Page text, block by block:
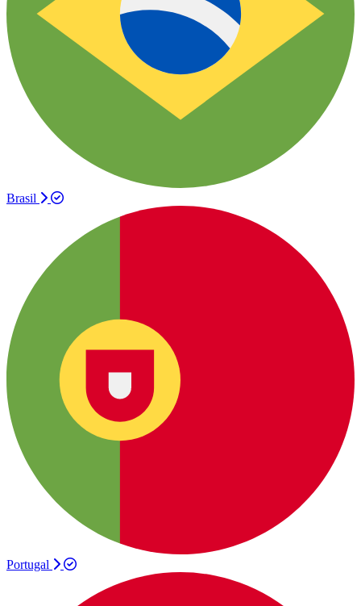
Brasil
Portugal